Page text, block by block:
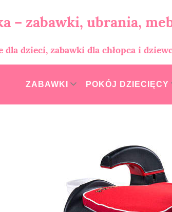
– zabawki, ubrania,
dla dzieci, zabawki dla chłopca i
ZABAWKI POKÓJ DZIECIĘCY